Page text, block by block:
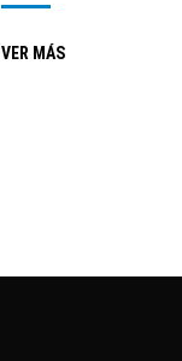
VER MÁS